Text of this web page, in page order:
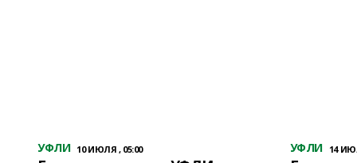
УФЛИ 10 ИЮЛЯ , 05:00 УФЛИ 14